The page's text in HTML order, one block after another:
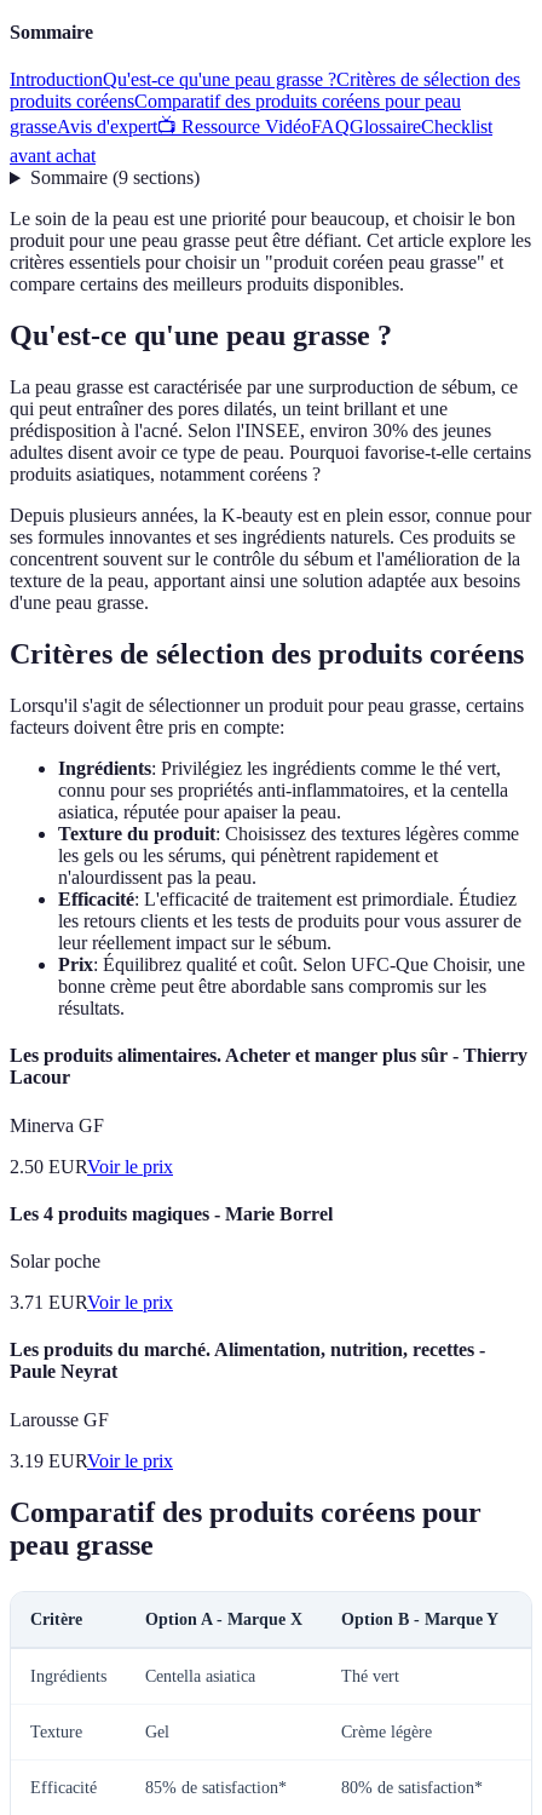
Sommaire
IntroductionQu'est-ce qu'une peau grasse ?Critères de sélection des
produits coréensComparatif des produits coréens pour peau
grasseAvis d'expert📺 Ressource VidéoFAQGlossaireChecklist
avant achat
Sommaire(9 sections)
Le soin de la peau est une priorité pour beaucoup, et choisir le bon
produit pour une peau grasse peut être défiant. Cet article explore les
critères essentiels pour choisir un "produit coréen peau grasse" et
compare certains des meilleurs produits disponibles.
Qu'est-ce qu'une peau grasse ?
La peau grasse est caractérisée par une surproduction de sébum, ce
qui peut entraîner des pores dilatés, un teint brillant et une
prédisposition à l'acné. Selon l'INSEE, environ 30% des jeunes
adultes disent avoir ce type de peau. Pourquoi favorise-t-elle certains
produits asiatiques, notamment coréens ?
Depuis plusieurs années, la K-beauty est en plein essor, connue pour
ses formules innovantes et ses ingrédients naturels. Ces produits se
concentrent souvent sur le contrôle du sébum et l'amélioration de la
texture de la peau, apportant ainsi une solution adaptée aux besoins
d'une peau grasse.
Critères de sélection des produits coréens
Lorsqu'il s'agit de sélectionner un produit pour peau grasse, certains
facteurs doivent être pris en compte:
Ingrédients: Privilégiez les ingrédients comme le thé vert,
connu pour ses propriétés anti-inflammatoires, et la centella
asiatica, réputée pour apaiser la peau.
Texture du produit: Choisissez des textures légères comme
les gels ou les sérums, qui pénètrent rapidement et
n'alourdissent pas la peau.
Efficacité: L'efficacité de traitement est primordiale. Étudiez
les retours clients et les tests de produits pour vous assurer de
leur réellement impact sur le sébum.
Prix: Équilibrez qualité et coût. Selon UFC-Que Choisir, une
bonne crème peut être abordable sans compromis sur les
résultats.
Les produits alimentaires. Acheter et manger plus sûr - Thierry
Lacour
Minerva GF
2.50 EURVoir le prix
Les 4 produits magiques - Marie Borrel
Solar poche
3.71 EURVoir le prix
Les produits du marché. Alimentation, nutrition, recettes -
Paule Neyrat
Larousse GF
3.19 EURVoir le prix
Comparatif des produits coréens pour
peau grasse
Critère Option A - Marque X Option B - Marque Y
Ingrédients Centella asiatica Thé vert
Texture Gel Crème légère
Efficacité 85% de satisfaction* 80% de satisfaction*